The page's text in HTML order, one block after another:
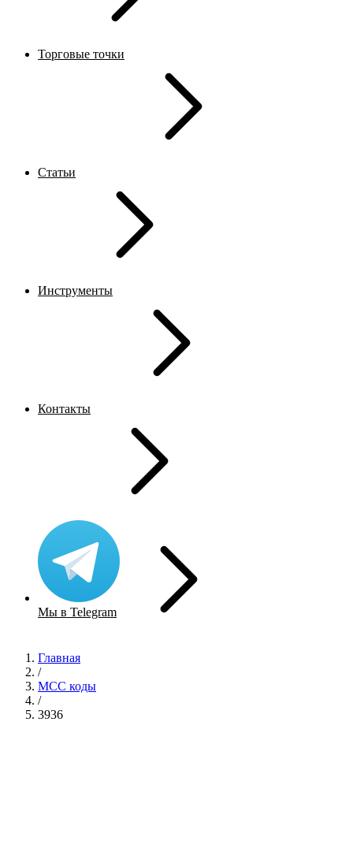
Торговые точки
Статьи
Инструменты
Контакты
Мы в Telegram
Главная
/
MCC коды
/
3936